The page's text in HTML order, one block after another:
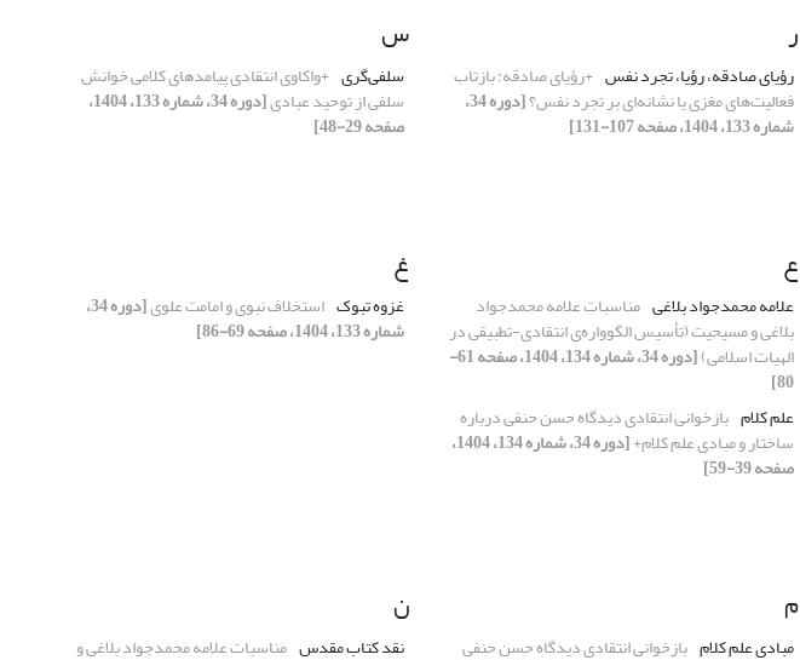
ر
رؤیای صادقه، رؤیا، تجرد نفس +رؤیای صادقه: بازتاب
فعالیت‌های مغزی یا نشانه‌ای بر تجرد نفس؟ [دوره 34،
شماره 133، 1404، صفحه 107-131]
س
سلفی‌گری +واکاوی انتقادی پیامدهای کلامی خوانش
سلفی از توحید عبادی [دوره 34، شماره 133، 1404،
صفحه 29-48]
ع
علامه محمدجواد بلاغی مناسبات علامه محمدجواد
بلاغی و مسیحیت (تأسیس الگوواره‌ی انتقادی-تطبیقی در
الهیات اسلامی) [دوره 34، شماره 134، 1404، صفحه 61-
80]
علم کلام بازخوانی انتقادی دیدگاه حسن حنفی درباره‌
ساختار و مبادی علم کلام+ [دوره 34، شماره 134، 1404،
صفحه 39-59]
غ
غزوه تبوک استخلاف نبوی و امامت علوی [دوره 34،
شماره 133، 1404، صفحه 69-86]
م
مبادی علم کلام بازخوانی انتقادی دیدگاه حسن حنفی
ن
نقد کتاب مقدس مناسبات علامه محمدجواد بلاغی و